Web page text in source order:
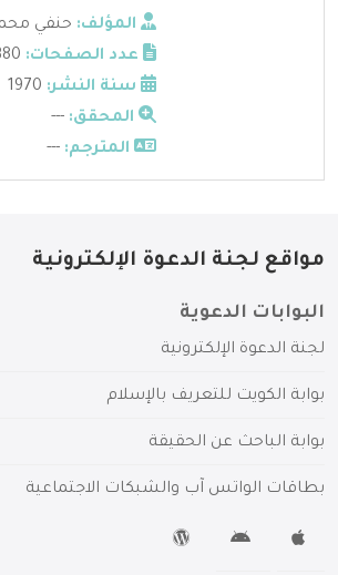
المؤلف: حنفي
عدد الصفحات:
سنة النشر:
المحقق: ---
المترجم: ---
مواقع لجنة الدعوة الإلكترونية
البوابات الدعوية
لجنة الدعوة الإلكترونية
بوابة الكويت للتعريف بالإسلام
بوابة الباحث عن الحقيقة
بطاقات الواتس آب والشبكات الاجتماعية